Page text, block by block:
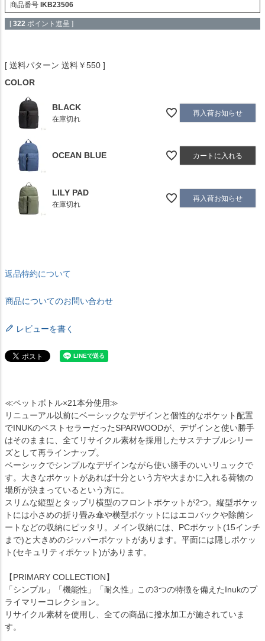
商品番号 IKB23506
[ 322 ポイント進呈 ]
送料パターン 送料￥550
COLOR
BLACK
在庫切れ
再入荷お知らせ
OCEAN BLUE カートに入れる
LILY PAD
在庫切れ
再入荷お知らせ
返品特約について
商品についてのお問い合わせ
レビューを書く
≪ペットボトル×21本分使用≫
リニューアル以前にベーシックなデザインと個性的なポケット配置
でINUKのベストセラーだったSPARWOODが、デザインと使い勝手
はそのままに、全てリサイクル素材を採用したサステナブルシリー
ズとして再ラインナップ。
ベーシックでシンプルなデザインながら使い勝手のいいリュックで
す。大きなポケットがあれば十分という方や大まかに入れる荷物の
場所が決まっているという方に。
スリムな縦型とタップリ横型のフロントポケットが2つ。縦型ポケッ
トには小さめの折り畳み傘や横型ポケットにはエコバックや除菌シ
ートなどの収納にピッタリ。メイン収納には、PCポケット(15インチ
まで)と大きめのジッパーポケットがあります。平面には隠しポケッ
ト(セキュリティポケット)があります。
【PRIMARY COLLECTION】
「シンプル」「機能性」「耐久性」この3つの特徴を備えたInukのプ
ライマリーコレクション。
リサイクル素材を使用し、全ての商品に撥水加工が施されていま
す。